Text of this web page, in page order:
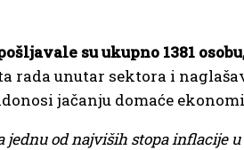
su ukupno 1381
rada unutar sektora i
jačanju domaće
od najviših stopa inflacije